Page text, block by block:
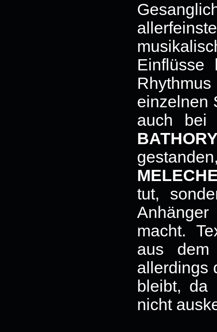
Einflüsse
einzelnen
auch bei
tut,
Anhänger
macht.
aus dem
allerdings
bleibt,
nicht